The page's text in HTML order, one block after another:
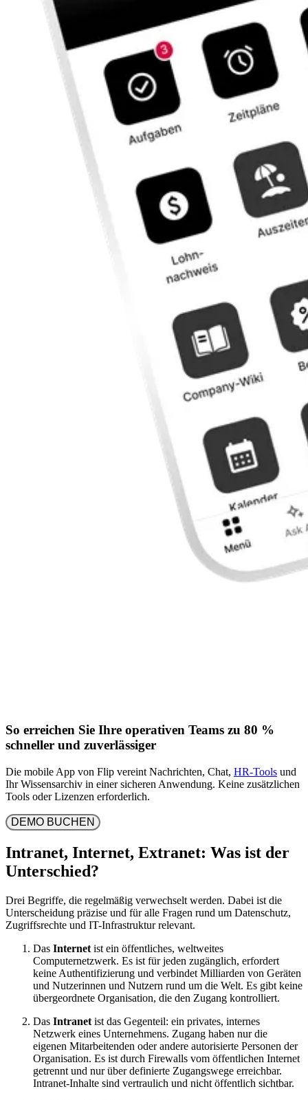
So erreichen Sie Ihre operativen Teams zu 80 %
schneller und zuverlässiger
Die mobile App von Flip vereint Nachrichten, Chat, HR-Tools und
Ihr Wissensarchiv in einer sicheren Anwendung. Keine zusätzlichen
Tools oder Lizenzen erforderlich.
DEMO BUCHEN
Intranet, Internet, Extranet: Was ist der
Unterschied?
Drei Begriffe, die regelmäßig verwechselt werden. Dabei ist die
Unterscheidung präzise und für alle Fragen rund um Datenschutz,
Zugriffsrechte und IT-Infrastruktur relevant.
Das Internet ist ein öffentliches, weltweites
Computernetzwerk. Es ist für jeden zugänglich, erfordert
keine Authentifizierung und verbindet Milliarden von Geräten
und Nutzerinnen und Nutzern rund um die Welt. Es gibt keine
übergeordnete Organisation, die den Zugang kontrolliert.
Das Intranet ist das Gegenteil: ein privates, internes
Netzwerk eines Unternehmens. Zugang haben nur die
eigenen Mitarbeitenden oder andere autorisierte Personen der
Organisation. Es ist durch Firewalls vom öffentlichen Internet
getrennt und nur über definierte Zugangswege erreichbar.
Intranet-Inhalte sind vertraulich und nicht öffentlich sichtbar.